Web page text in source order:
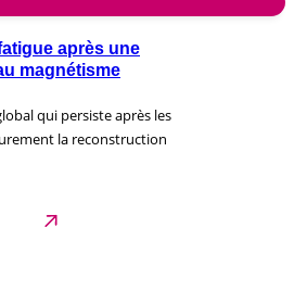
après une
magnétisme
qui persiste après les
la reconstruction